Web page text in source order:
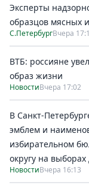
Эксперты
образцов мясных
С.ПетербургВчера
ВТБ: россияне
образ жизни
НовостиВчера 17:02
В Санкт-
эмблем и
избирательном
округу на
НовостиВчера 16:13